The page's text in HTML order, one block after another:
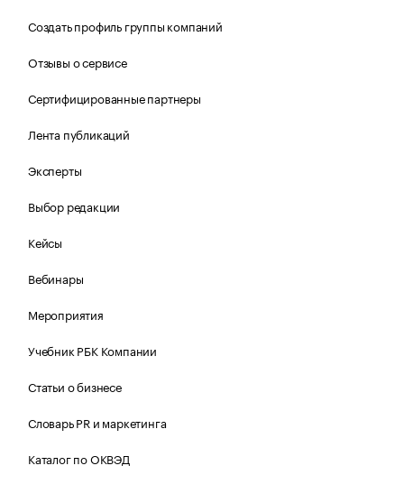
Создать профиль группы компаний
Отзывы о сервисе
Сертифицированные партнеры
Лента публикаций
Эксперты
Выбор редакции
Кейсы
Вебинары
Мероприятия
Учебник РБК Компании
Статьи о бизнесе
Словарь PR и маркетинга
Каталог по ОКВЭД